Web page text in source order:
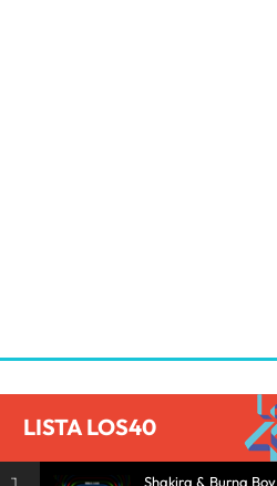
LISTA LOS40
Shakira & Burna Boy